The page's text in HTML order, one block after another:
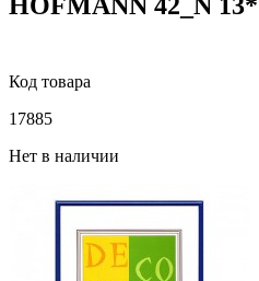
Код товара
17885
Нет в наличии